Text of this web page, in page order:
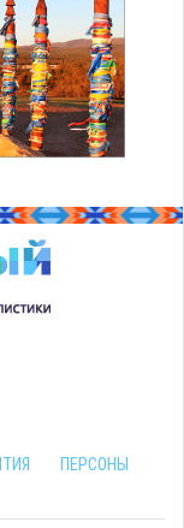
ПЕРСОНЫ